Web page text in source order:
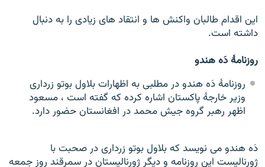
این اقدام طالبان واکنش ها و انتقاد های زیادی را به دنبال
داشته است.
روزنامۀ دَه هندو
روزنامۀ دَه هندو در مطلبی به اظهارات بلاول بوتو زرداری
وزیر خارجۀ پاکستان اشاره کرده که گفته است ، مسعود
اظهر رهبر گروه جیش محمد در افغانستان حضور دارد.
دَه هندو می نویسد که بلاول بوتو زرداری در صحبت با
ژورنالیست این روزنامه و دیگر ژورنالیستان در سمرقند روز جمعه